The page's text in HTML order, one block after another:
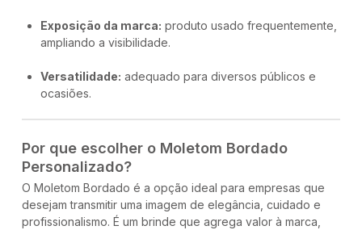
Exposição da marca: produto usado frequentemente,
ampliando a visibilidade.
Versatilidade: adequado para diversos públicos e
ocasiões.
Por que escolher o Moletom Bordado
Personalizado?
O Moletom Bordado é a opção ideal para empresas que
desejam transmitir uma imagem de elegância, cuidado e
profissionalismo. É um brinde que agrega valor à marca,